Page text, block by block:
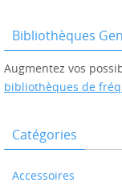
Bibliothèques
Augmentez vos
bibliothèques de
Catégories
Accessoires